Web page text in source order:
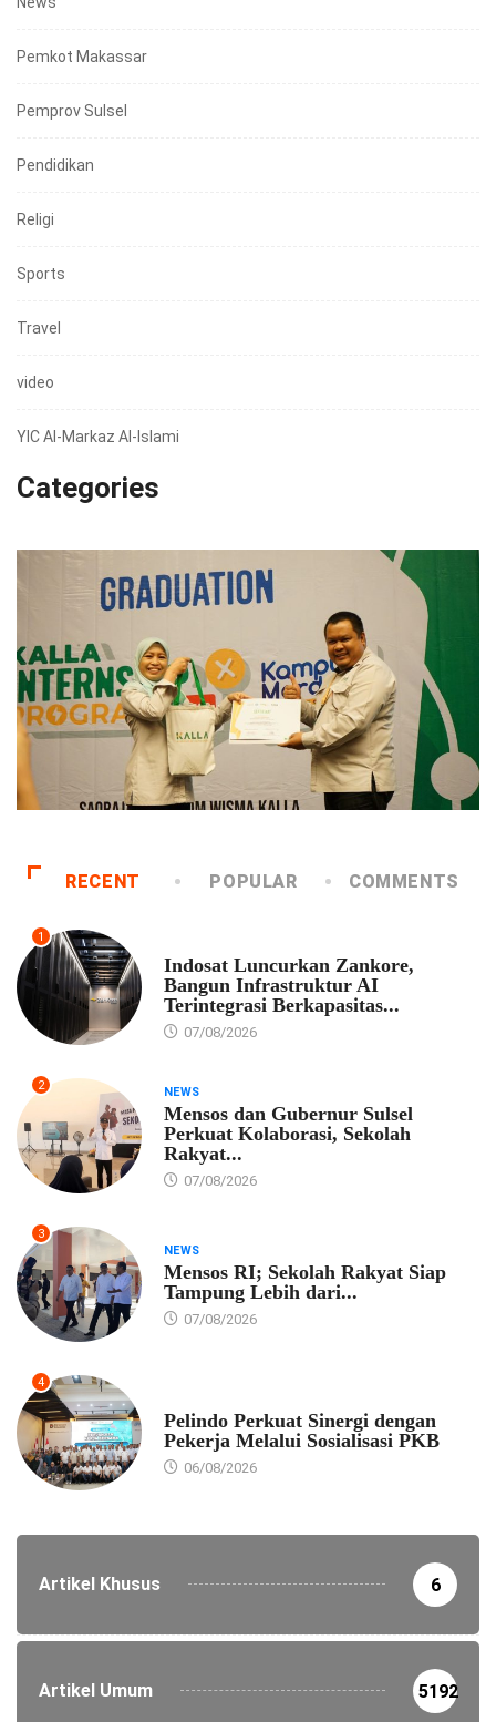
Pemkot Makassar
Pemprov Sulsel
Pendidikan
Religi
Sports
Travel
video
YIC Al-Markaz Al-Islami
Categories
RECENT POPULAR COMMENTS
1
Indosat Luncurkan Zankore,
Bangun Infrastruktur AI
Terintegrasi Berkapasitas...
07/08/2026
2 NEWS
Mensos dan Gubernur Sulsel
Perkuat Kolaborasi, Sekolah
Rakyat...
07/08/2026
3
NEWS
Mensos RI; Sekolah Rakyat Siap
Tampung Lebih dari...
07/08/2026
4
Pelindo Perkuat Sinergi dengan
Pekerja Melalui Sosialisasi PKB
06/08/2026
Artikel Khusus 6
Artikel Umum 5192